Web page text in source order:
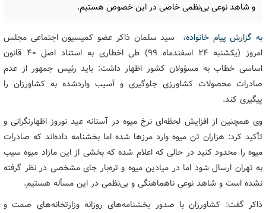
و شاهد نوعی بی‌نظمی خاصی در این خصوص هستیم.
به گزارش پیام خانواده، سید سلمان ذاکر عضو کمیسیون اجتماعی مجلس
امروز (یکشنبه 24 اسفندماه 99) طی اخطاری به استناد اصل 40 قانون
اساسی خطاب به مسؤولان کشور اظهار داشت: باید رئیس جمهور از عدم
صادرات محصولات کشاورزی جلوگیری و آسیب‌ واردشده به کشاورزان را
پیگیری کند.
وی همچنین از افزایش لحظه‌ای نرخ میوه در آستانه عید نوروز اظهارنگرانی و
تأکید کرد: هزاران تن میوه وارد مرزها شده اما بخشنامه داده‌اند که صادرات
میوه را محدود کنید در حالی که اعلام شده که بخشی از این مازاد میوه سیب
به تهران ارسال شود اما در میادین میوه و تره‌بار جای مشخصی در نظر گرفته
نشده است و شاهد نوعی ناهماهنگی و بی‌نظمی در این مسأله هستیم.
ذاکر گفت: کشاورزان با صدور بخشنامه‌های روزانه وزارتخانه‌های صمت و